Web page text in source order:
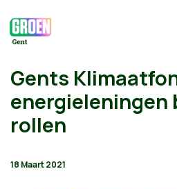
Gents
energieleningen
rollen
18 Maart 2021